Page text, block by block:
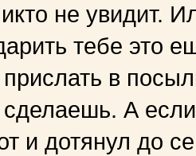
не увидит.
тебе это
в
А
и дотянул до